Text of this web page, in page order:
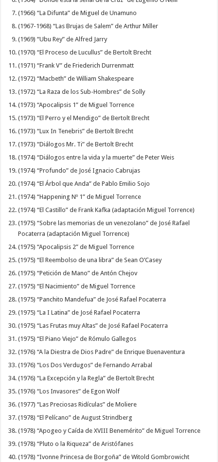
(1966) “La Difunta” de Miguel de Unamuno
(1967-1968) “Las Brujas de Salem” de Arthur Miller
(1969) “Ubu Rey” de Alfred Jarry
(1970) “El Proceso de Lucullus” de Bertolt Brecht
(1971) “Frank V” de Friederich Durrenmatt
(1972) “Macbeth” de William Shakespeare
(1972) “La Raza de los Sub-Hombres” de Solly
(1973) “Apocalipsis 1” de Miguel Torrence
(1973) “El Perro y el Mendigo” de Bertolt Brecht
(1973) “Lux In Tenebris” de Bertolt Brecht
(1973) “Diálogos Mr. Ti” de Bertolt Brecht
(1974) “Diálogos entre la vida y la muerte” de Peter Weis
(1974) “Profundo” de José Ignacio Cabrujas
(1974) “El Árbol que Anda” de Pablo Emilio Sojo
(1974) “Happening Nº 1” de Miguel Torrence
(1974) “El Castillo” de Frank Kafka (adaptación Miguel Torrence)
(1975) “Sobre las memorias de un venezolano” de José Rafael
Pocaterra (adaptación Miguel Torrence)
(1975) “Apocalipsis 2” de Miguel Torrence
(1975) “El Reembolso de una libra” de Sean O’Casey
(1975) “Petición de Mano” de Antón Chejov
(1975) “El Nacimiento” de Miguel Torrence
(1975) “Panchito Mandefua” de José Rafael Pocaterra
(1975) “La I Latina” de José Rafael Pocaterra
(1975) “Las Frutas muy Altas” de José Rafael Pocaterra
(1975) “El Piano Viejo” de Rómulo Gallegos
(1976) “A la Diestra de Dios Padre” de Enrique Buenaventura
(1976) “Los Dos Verdugos” de Fernando Arrabal
(1976) “La Excepción y la Regla” de Bertolt Brecht
(1976) “Los Invasores” de Egon Wolf
(1977) “Las Preciosas Ridículas” de Moliere
(1978) “El Pelícano” de August Strindberg
(1978) “Apogeo y Caída de XVIII Benemérito” de Miguel Torrence
(1978) “Pluto o la Riqueza” de Aristófanes
(1978) “Ivonne Princesa de Borgoña” de Witold Gombrowicht